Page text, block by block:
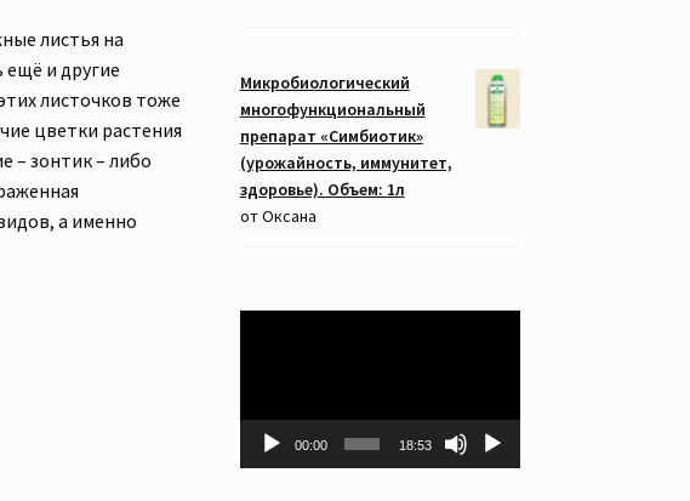
листья на
ещё и другие
листочков тоже
цветки растения
– зонтик – либо
а именно
Микробиологический
многофункциональный
препарат «Симбиотик»
(урожайность, иммунитет,
здоровье). Объем: 1л
от Оксана
00:00 18:53